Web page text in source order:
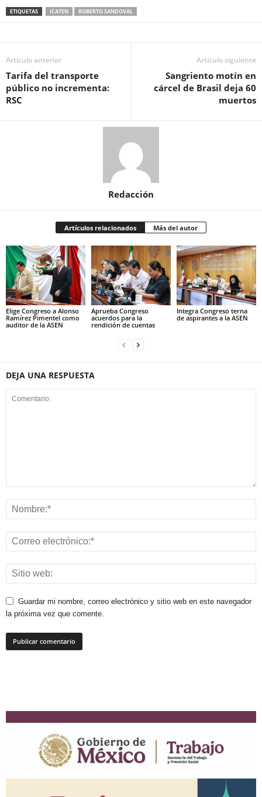
ETIQUETAS ICATEN ROBERTO SANDOVAL
Artículo anterior
Tarifa del transporte
público no incrementa:
RSC
Artículo siguiente
Sangriento motín en
cárcel de Brasil deja 60
muertos
Redacción
Artículos relacionados Más del autor
Elige Congreso a Alonso
Ramírez Pimentel como
auditor de la ASEN
Aprueba Congreso
acuerdos para la
rendición de cuentas
Integra Congreso terna
de aspirantes a la ASEN
DEJA UNA RESPUESTA
Guardar mi nombre, correo electrónico y sitio web en este navegador
la próxima vez que comente.